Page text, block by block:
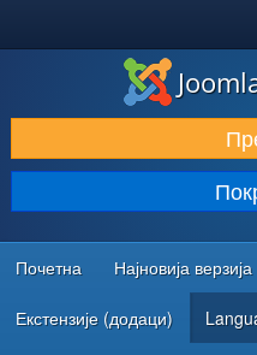
ПРЕУЗИМАЊЕ И ПРОШИРЕЊА
ОТКРИЈТЕ И НАУЧИТЕ
ЗАЈЕДНИЦА И ПОДРШКА
РЕСУРСИ ЗА РАЗВОЈ
Почетна Најновија верзија
Екстензије (додаци)